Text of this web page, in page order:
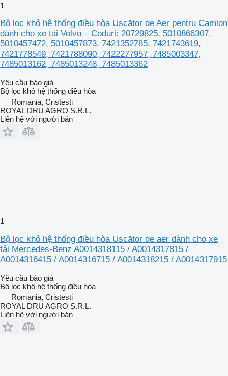
1
Bộ lọc khô hệ thống điều hòa Uscător de Aer pentru Camion
dành cho xe tải Volvo – Coduri: 20729825, 5010866307,
5010457472, 5010457873, 7421352785, 7421743619,
7421778549, 7421788090, 7422277957, 7485003347,
7485013162, 7485013248, 7485013362
Yêu cầu báo giá
Bộ lọc khô hệ thống điều hòa
Romania, Cristesti
ROYAL DRU AGRO S.R.L.
Liên hệ với người bán
1
Bộ lọc khô hệ thống điều hòa Uscător de aer dành cho xe
tải Mercedes-Benz A0014318115 / A0014317815 /
A0014316415 / A0014316715 / A0014318215 / A0014317915
Yêu cầu báo giá
Bộ lọc khô hệ thống điều hòa
Romania, Cristesti
ROYAL DRU AGRO S.R.L.
Liên hệ với người bán